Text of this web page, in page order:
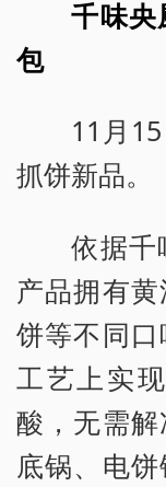
千味央
包
11月
抓饼新品。
依据千
产品拥有
饼等不同口
工艺上实
酸，无需
底锅、电